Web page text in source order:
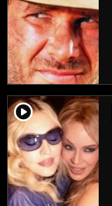
player2